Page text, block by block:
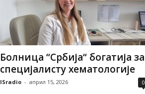
Болница “Србија“ богатија за
специјалисту хематологије
ISradio - април 15, 2026 0